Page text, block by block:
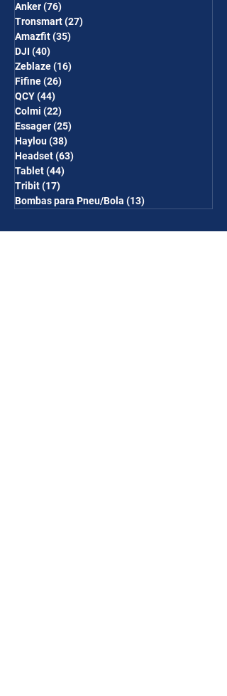
Anker(76)
Tronsmart(27)
Amazfit(35)
DJI (40)
Zeblaze(16)
Fifine(26)
QCY(44)
Colmi (22)
Essager(25)
Haylou(38)
Headset(63)
Tablet(44)
Tribit(17)
Bombas para Pneu/Bola (13)